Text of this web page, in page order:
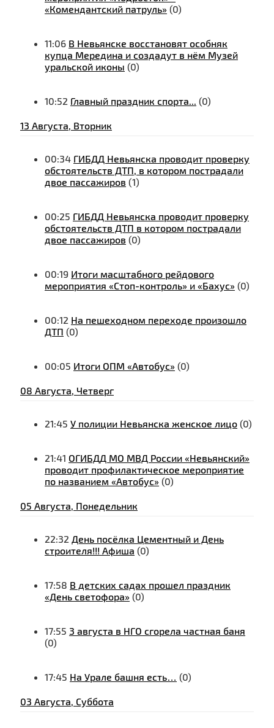
«Комендантский патруль» (0)
11:06 В Невьянске восстановят особняк
купца Мередина и создадут в нём Музей
уральской иконы (0)
10:52 Главный праздник спорта... (0)
13 Августа, Вторник
00:34 ГИБДД Невьянска проводит проверку
обстоятельств ДТП, в котором пострадали
двое пассажиров (1)
00:25 ГИБДД Невьянска проводит проверку
обстоятельств ДТП в котором пострадали
двое пассажиров (0)
00:19 Итоги масштабного рейдового
мероприятия «Стоп-контроль» и «Бахус» (0)
00:12 На пешеходном переходе произошло
ДТП (0)
00:05 Итоги ОПМ «Автобус» (0)
08 Августа, Четверг
21:45 У полиции Невьянска женское лицо (0)
21:41 ОГИБДД МО МВД России «Невьянский»
проводит профилактическое мероприятие
по названием «Автобус» (0)
05 Августа, Понедельник
22:32 День посёлка Цементный и День
строителя!!! Афиша (0)
17:58 В детских садах прошел праздник
«День светофора» (0)
17:55 3 августа в НГО сгорела частная баня
(0)
17:45 На Урале башня есть… (0)
03 Августа, Суббота